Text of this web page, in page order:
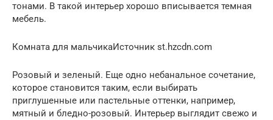
тонами. В такой интерьер хорошо вписывается темная
мебель.
Комната для мальчикаИсточник st.hzcdn.com
Розовый и зеленый. Еще одно небанальное сочетание,
которое становится таким, если выбирать
приглушенные или пастельные оттенки, например,
мятный и бледно-розовый. Интерьер выглядит свежо и